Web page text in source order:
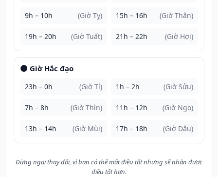
9h – 10h (Giờ Tỵ) 15h – 16h (Giờ Thân)
19h – 20h (Giờ Tuất) 21h – 22h (Giờ Hợi)
🌑 Giờ Hắc đạo
23h – 0h (Giờ Tí) 1h – 2h (Giờ Sửu)
7h – 8h (Giờ Thìn) 11h – 12h (Giờ Ngọ)
13h – 14h (Giờ Mùi) 17h – 18h (Giờ Dậu)
Đừng ngại thay đổi, vì bạn có thể mất điều tốt nhưng sẽ nhận được
điều tốt hơn.